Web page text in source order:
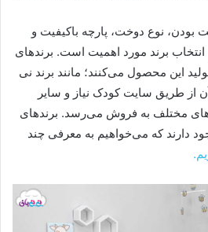
بودن، نوع دوخت، پارچه باکیفیت و
برند مورد اهمیت است. برندهای
این محصول می‌کنند؛ مانند برند نی
از طریق سایت کودک نیاز و سایر
مختلف به فروش می‌رسد. برندهای
دارند که می‌خواهیم به معرفی چند